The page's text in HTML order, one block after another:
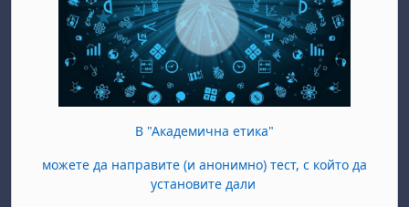
В "Академична етика"
можете да направите (и анонимно) тест, с който да
установите дали